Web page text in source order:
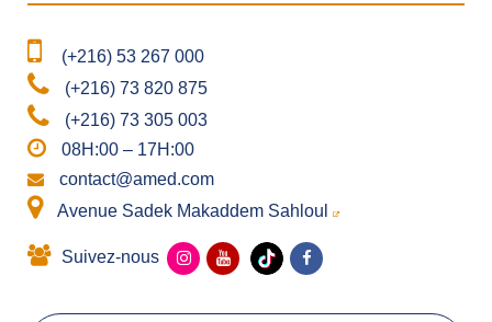
(+216) 53 267 000
(+216) 73 820 875
(+216) 73 305 003
08H:00 – 17H:00
contact@amed.com
Avenue Sadek Makaddem Sahloul
Suivez-nous